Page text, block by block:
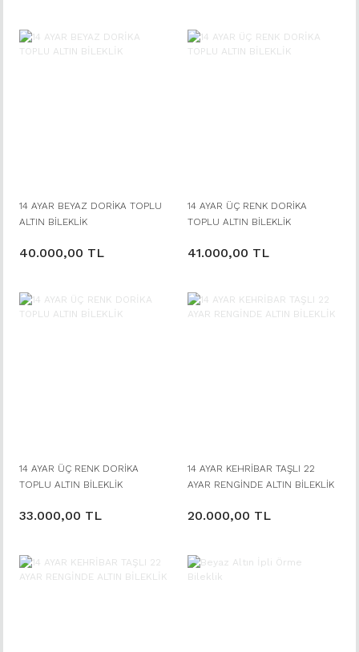
14 AYAR BEYAZ DORİKA TOPLU
ALTIN BİLEKLİK
40.000,00 TL
14 AYAR ÜÇ RENK DORİKA
TOPLU ALTIN BİLEKLİK
41.000,00 TL
14 AYAR ÜÇ RENK DORİKA
TOPLU ALTIN BİLEKLİK
33.000,00 TL
14 AYAR KEHRİBAR TAŞLI 22
AYAR RENGİNDE ALTIN BİLEKLİK
20.000,00 TL